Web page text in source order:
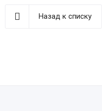
Назад к списку